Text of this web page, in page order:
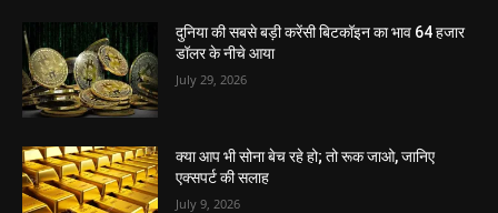
दुनिया की सबसे बड़ी करेंसी बिटकॉइन का भाव 64 हजार
डॉलर के नीचे आया
July 29, 2026
क्या आप भी सोना बेच रहे हो; तो रूक जाओ, जानिए
एक्सपर्ट की सलाह
July 9, 2026